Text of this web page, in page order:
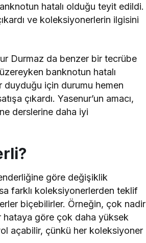
hatalı olduğu teyit edildi.
ve koleksiyonerlerin ilgisini
Durmaz da benzer bir tecrübe
banknotun hatalı
duyduğu için durumu hemen
çıkardı. Yasenur’un amacı,
derslerine daha iyi
göre değişiklik
farklı koleksiyonerlerden teklif
biçebilirler. Örneğin, çok nadir
hataya göre çok daha yüksek
açabilir, çünkü her koleksiyoner